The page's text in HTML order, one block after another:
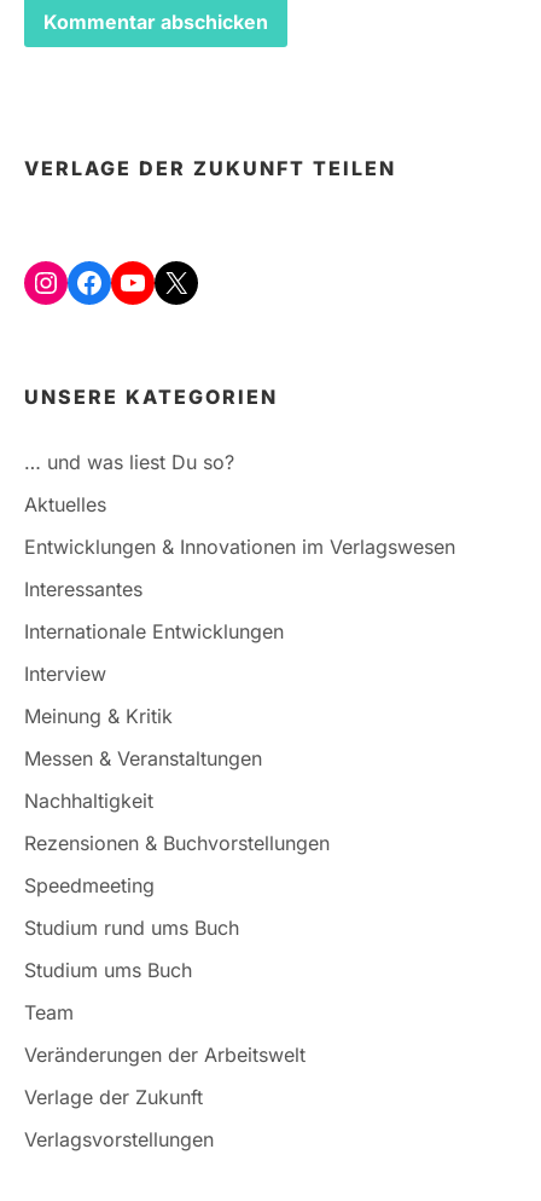
VERLAGE DER ZUKUNFT TEILEN
Instagram
Facebook
YouTube
X
UNSERE KATEGORIEN
… und was liest Du so?
Aktuelles
Entwicklungen & Innovationen im Verlagswesen
Interessantes
Internationale Entwicklungen
Interview
Meinung & Kritik
Messen & Veranstaltungen
Nachhaltigkeit
Rezensionen & Buchvorstellungen
Speedmeeting
Studium rund ums Buch
Studium ums Buch
Team
Veränderungen der Arbeitswelt
Verlage der Zukunft
Verlagsvorstellungen